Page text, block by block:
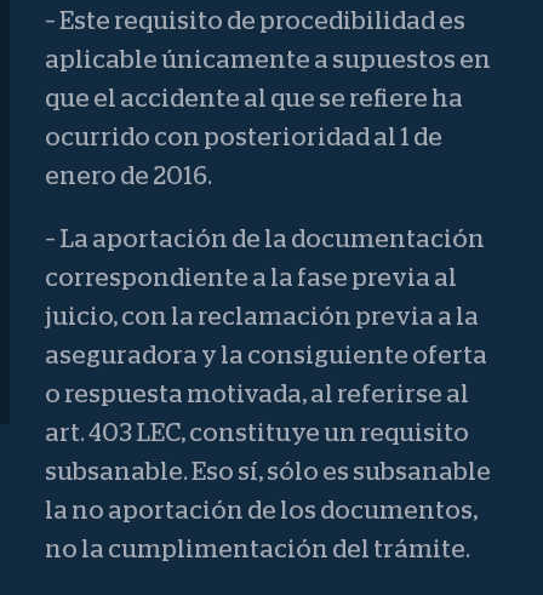
– Este requisito de procedibilidad es
aplicable únicamente a supuestos en
que el accidente al que se refiere ha
ocurrido con posterioridad al 1 de
enero de 2016.
– La aportación de la documentación
correspondiente a la fase previa al
juicio, con la reclamación previa a la
aseguradora y la consiguiente oferta
o respuesta motivada, al referirse al
art. 403 LEC, constituye un requisito
subsanable. Eso sí, sólo es subsanable
la no aportación de los documentos,
no la cumplimentación del trámite.